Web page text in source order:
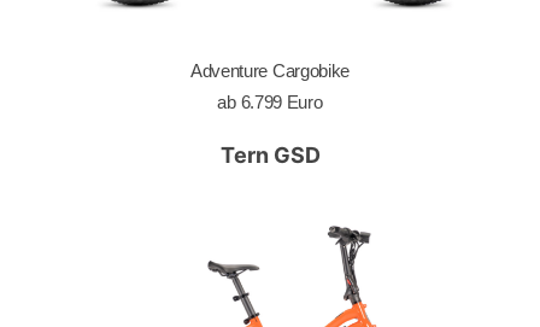
Adventure Cargobike
ab 6.799 Euro
Tern GSD